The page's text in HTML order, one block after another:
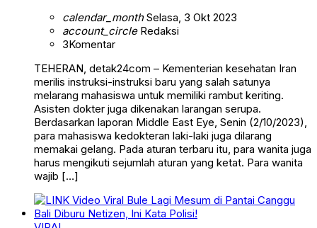
calendar_monthSelasa, 3 Okt 2023
account_circleRedaksi
3Komentar
TEHERAN, detak24com – Kementerian kesehatan Iran
merilis instruksi-instruksi baru yang salah satunya
melarang mahasiswa untuk memiliki rambut keriting.
Asisten dokter juga dikenakan larangan serupa.
Berdasarkan laporan Middle East Eye, Senin (2/10/2023),
para mahasiswa kedokteran laki-laki juga dilarang
memakai gelang. Pada aturan terbaru itu, para wanita juga
harus mengikuti sejumlah aturan yang ketat. Para wanita
wajib […]